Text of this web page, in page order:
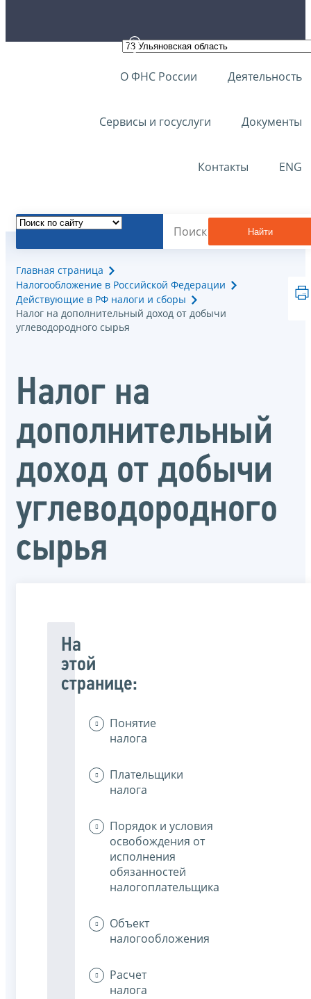
О ФНС России Деятельность
Сервисы и госуслуги Документы
Контакты ENG
Найти
Главная страница
Налогообложение в Российской Федерации
Действующие в РФ налоги и сборы
Налог на дополнительный доход от добычи
углеводородного сырья
Налог на
дополнительный
доход от добычи
углеводородного
сырья
На
этой
странице:
Понятие
налога
Плательщики
налога
Порядок и условия
освобождения от
исполнения
обязанностей
налогоплательщика
Объект
налогообложения
Расчет
налога